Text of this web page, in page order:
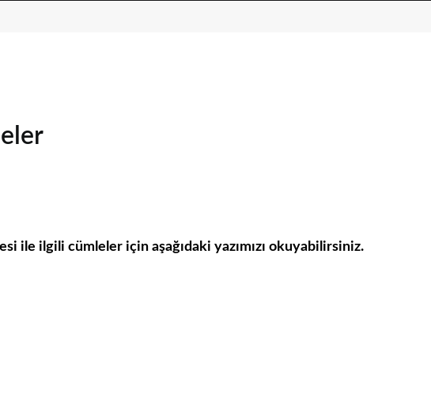
ile ilgili cümleler için aşağıdaki yazımızı okuyabilirsiniz.